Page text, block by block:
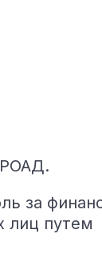
за
лиц путем